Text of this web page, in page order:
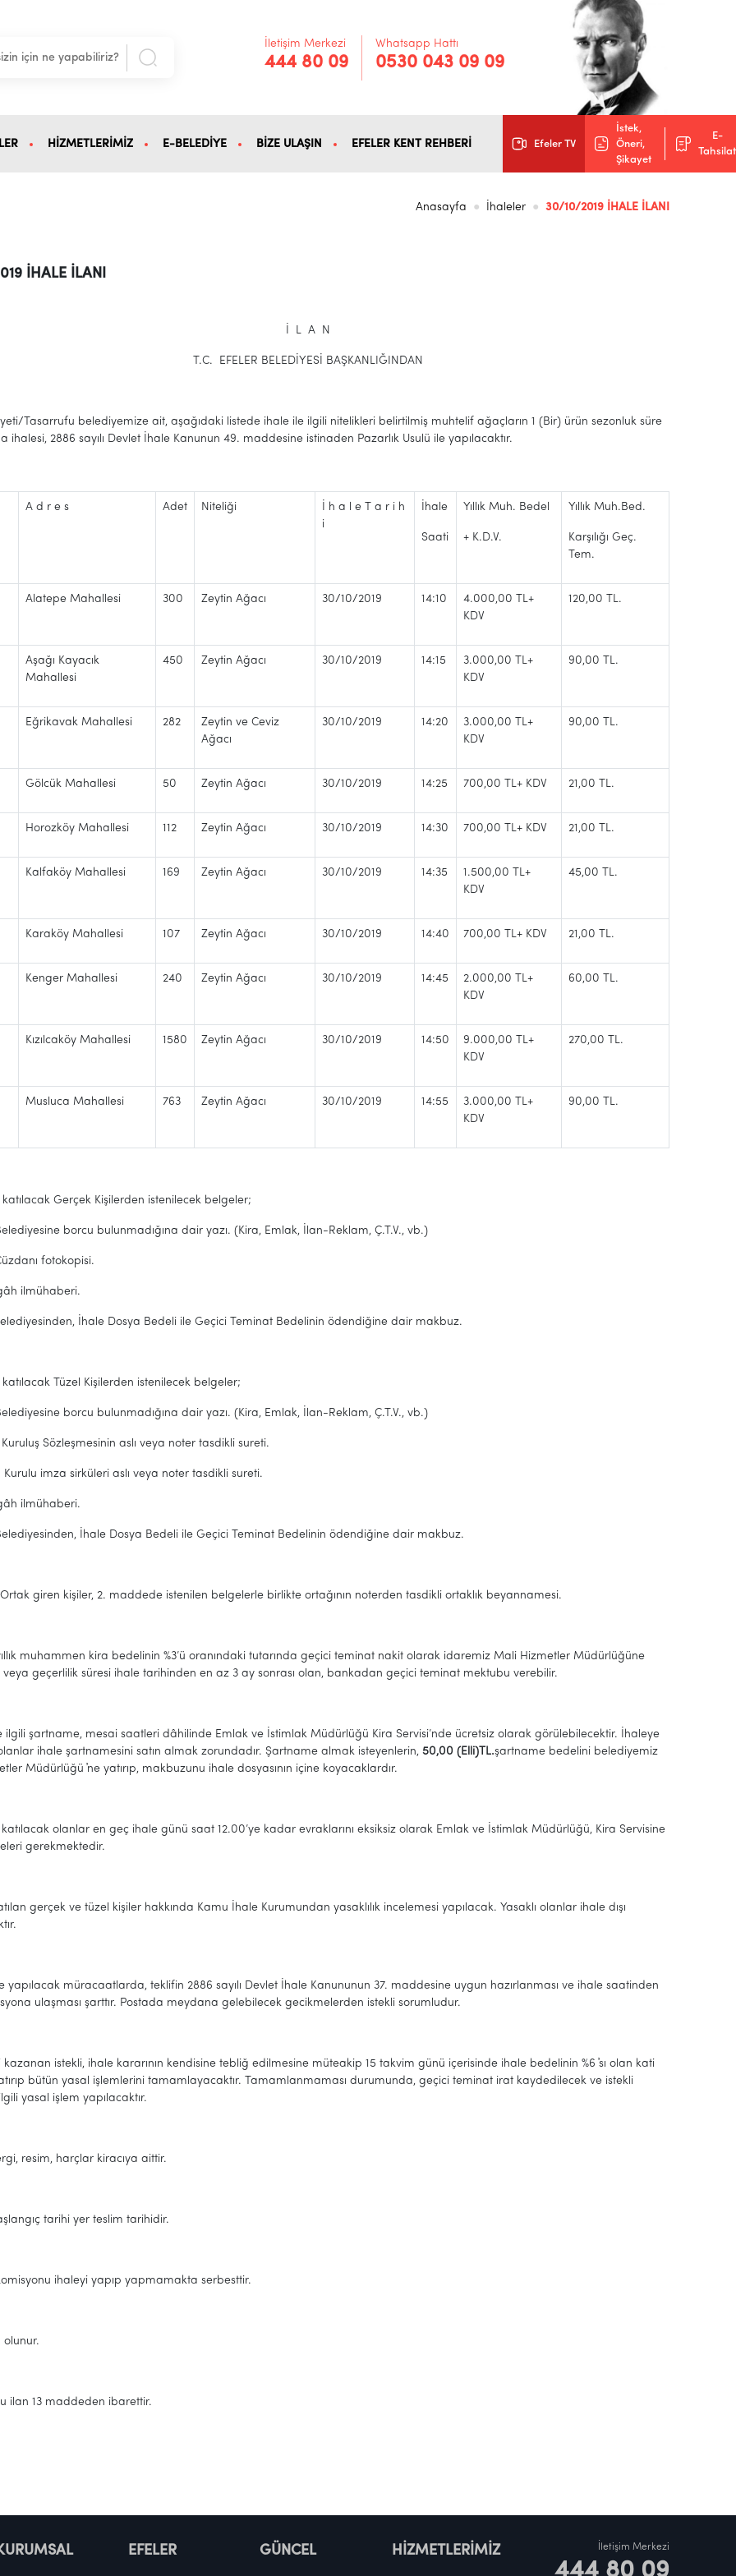
İletişim Merkezi
444 80 09
Whatsapp Hattı
0530 043 09 09
HİZMETLERİMİZ E-BELEDİYE BİZE ULAŞIN EFELER KENT REHBERİ Efeler TV
İstek,
Öneri,
Şikayet
E-
Tahsilat
Anasayfa İhaleler 30/10/2019 İHALE İLANI
İHALE İLANI
İ L A N
T.C. EFELER BELEDİYESİ BAŞKANLIĞINDAN
Tasarrufu belediyemize ait, aşağıdaki listede ihale ile ilgili nitelikleri belirtilmiş muhtelif ağaçların 1 (Bir) ürün sezonluk süre
ihalesi, 2886 sayılı Devlet İhale Kanunun 49. maddesine istinaden Pazarlık Usulü ile yapılacaktır.
A d r e s Adet Niteliği
İ h a l e T a r i h
i
İhale
Saati
Yıllık Muh. Bedel
+ K.D.V.
Yıllık Muh.Bed.
Karşılığı Geç.
Tem.
Alatepe Mahallesi 300 Zeytin Ağacı 30/10/2019 14:10 4.000,00 TL+
KDV
120,00 TL.
Aşağı Kayacık
Mahallesi
450 Zeytin Ağacı 30/10/2019 14:15 3.000,00 TL+
KDV
90,00 TL.
Eğrikavak Mahallesi 282
Zeytin ve Ceviz
Ağacı
30/10/2019 14:20 3.000,00 TL+
KDV
90,00 TL.
Gölcük Mahallesi 50 Zeytin Ağacı 30/10/2019 14:25 700,00 TL+ KDV 21,00 TL.
Horozköy Mahallesi 112 Zeytin Ağacı 30/10/2019 14:30 700,00 TL+ KDV 21,00 TL.
Kalfaköy Mahallesi 169 Zeytin Ağacı 30/10/2019 14:35 1.500,00 TL+
KDV
45,00 TL.
Karaköy Mahallesi 107 Zeytin Ağacı 30/10/2019 14:40 700,00 TL+ KDV 21,00 TL.
Kenger Mahallesi 240 Zeytin Ağacı 30/10/2019 14:45 2.000,00 TL+
KDV
60,00 TL.
Kızılcaköy Mahallesi 1580 Zeytin Ağacı 30/10/2019 14:50 9.000,00 TL+
KDV
270,00 TL.
Musluca Mahallesi 763 Zeytin Ağacı 30/10/2019 14:55 3.000,00 TL+
KDV
90,00 TL.
Gerçek Kişilerden istenilecek belgeler;
borcu bulunmadığına dair yazı. (Kira, Emlak, İlan-Reklam, Ç.T.V., vb.)
fotokopisi.
ilmühaberi.
İhale Dosya Bedeli ile Geçici Teminat Bedelinin ödendiğine dair makbuz.
Tüzel Kişilerden istenilecek belgeler;
borcu bulunmadığına dair yazı. (Kira, Emlak, İlan-Reklam, Ç.T.V., vb.)
Sözleşmesinin aslı veya noter tasdikli sureti.
Kurulu imza sirküleri aslı veya noter tasdikli sureti.
ilmühaberi.
İhale Dosya Bedeli ile Geçici Teminat Bedelinin ödendiğine dair makbuz.
giren kişiler, 2. maddede istenilen belgelerle birlikte ortağının noterden tasdikli ortaklık beyannamesi.
muhammen kira bedelinin %3’ü oranındaki tutarında geçici teminat nakit olarak idaremiz Mali Hizmetler Müdürlüğüne
veya geçerlilik süresi ihale tarihinden en az 3 ay sonrası olan, bankadan geçici teminat mektubu verebilir.
ilgili şartname, mesai saatleri dâhilinde Emlak ve İstimlak Müdürlüğü Kira Servisi’nde ücretsiz olarak görülebilecektir. İhaleye
ihale şartnamesini satın almak zorundadır. Şartname almak isteyenlerin,50,00 (Elli)TL.şartname bedelini belediyemiz
Müdürlüğü ҆ne yatırıp, makbuzunu ihale dosyasının içine koyacaklardır.
olanlar en geç ihale günü saat 12.00’ye kadar evraklarını eksiksiz olarak Emlak ve İstimlak Müdürlüğü, Kira Servisine
gerekmektedir.
gerçek ve tüzel kişiler hakkında Kamu İhale Kurumundan yasaklılık incelemesi yapılacak. Yasaklı olanlar ihale dışı
yapılacak müracaatlarda, teklifin 2886 sayılı Devlet İhale Kanununun 37. maddesine uygun hazırlanması ve ihale saatinden
ulaşması şarttır. Postada meydana gelebilecek gecikmelerden istekli sorumludur.
kazanan istekli, ihale kararının kendisine tebliğ edilmesine müteakip 15 takvim günü içerisinde ihale bedelinin %6 ҆sı olan kati
bütün yasal işlemlerini tamamlayacaktır. Tamamlanmaması durumunda, geçici teminat irat kaydedilecek ve istekli
yasal işlem yapılacaktır.
resim, harçlar kiracıya aittir.
tarihi yer teslim tarihidir.
ihaleyi yapıp yapmamakta serbesttir.
13 maddeden ibarettir.
EFELER GÜNCEL HİZMETLERİMİZ İletişim Merkezi